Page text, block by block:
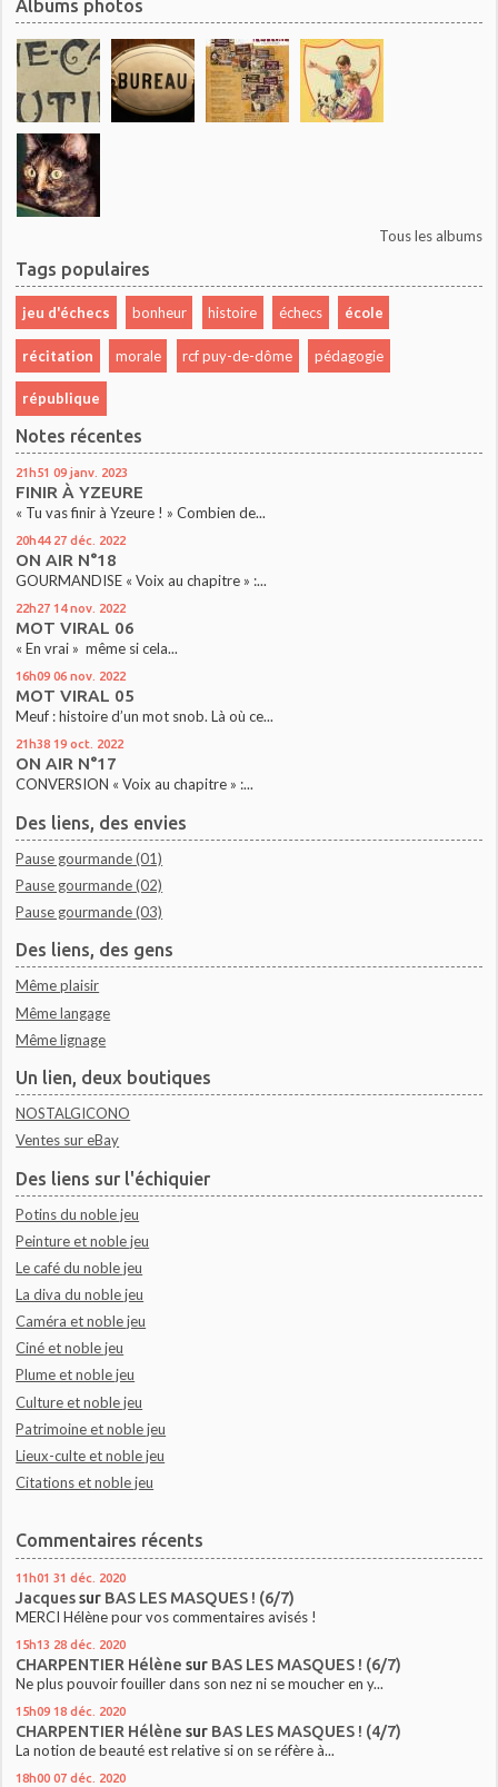
Albums photos
Tous les albums
Tags populaires
jeu d'échecs bonheur histoire échecs école
récitation morale rcf puy-de-dôme pédagogie
république
Notes récentes
21h51 09 janv. 2023
FINIR À YZEURE
« Tu vas finir à Yzeure ! » Combien de...
20h44 27 déc. 2022
ON AIR N°18
GOURMANDISE « Voix au chapitre » :...
22h27 14 nov. 2022
MOT VIRAL 06
« En vrai » même si cela...
16h09 06 nov. 2022
MOT VIRAL 05
Meuf : histoire d’un mot snob. Là où ce...
21h38 19 oct. 2022
ON AIR N°17
CONVERSION « Voix au chapitre » :...
Des liens, des envies
Pause gourmande (01)
Pause gourmande (02)
Pause gourmande (03)
Des liens, des gens
Même plaisir
Même langage
Même lignage
Un lien, deux boutiques
NOSTALGICONO
Ventes sur eBay
Des liens sur l'échiquier
Potins du noble jeu
Peinture et noble jeu
Le café du noble jeu
La diva du noble jeu
Caméra et noble jeu
Ciné et noble jeu
Plume et noble jeu
Culture et noble jeu
Patrimoine et noble jeu
Lieux-culte et noble jeu
Citations et noble jeu
Commentaires récents
11h01 31 déc. 2020
Jacquessur BAS LES MASQUES ! (6/7)
MERCI Hélène pour vos commentaires avisés !
15h13 28 déc. 2020
CHARPENTIER Hélène sur BAS LES MASQUES ! (6/7)
Ne plus pouvoir fouiller dans son nez ni se moucher en y...
15h09 18 déc. 2020
CHARPENTIER Hélène sur BAS LES MASQUES ! (4/7)
La notion de beauté est relative si on se réfère à...
18h00 07 déc. 2020